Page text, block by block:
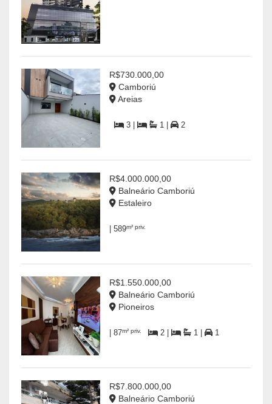
R$730.000,00
Camboriú
Areias
3 | 1 | 2
R$4.000.000,00
Balneário Camboriú
Estaleiro
| 589m² priv.
R$1.550.000,00
Balneário Camboriú
Pioneiros
| 87m² priv. 2 | 1 | 1
R$7.800.000,00
Balneário Camboriú